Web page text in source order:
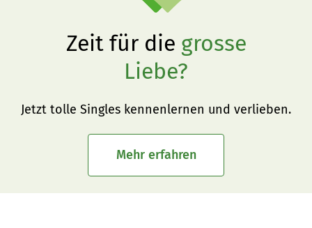
Zeit für die grosse
Liebe?
Jetzt tolle Singles kennenlernen und verlieben.
Mehr erfahren